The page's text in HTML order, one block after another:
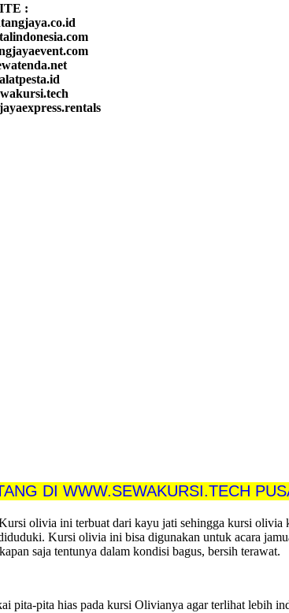
:
WWW.SEWAKURSI.TECH PUSAT
olivia ini terbuat dari kayu jati sehingga kursi
Kursi olivia ini bisa digunakan untuk acara
saja tentunya dalam kondisi bagus, bersih terawat.
pita-pita hias pada kursi Olivianya agar terlihat lebih